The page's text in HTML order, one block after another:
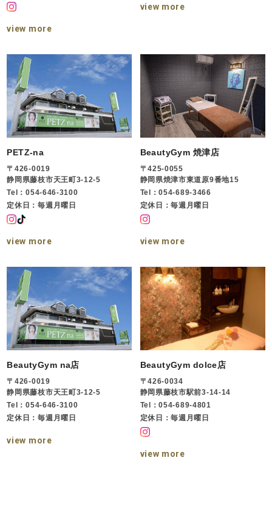
view more
view more
PETZ-na
〒426-0019
静岡県藤枝市天王町3-12-5
Tel：054-646-3100
定休日：毎週月曜日
view more
BeautyGym 焼津店
〒425-0055
静岡県焼津市東道原9番地15
Tel：054-689-3466
定休日：毎週月曜日
view more
BeautyGym na店
〒426-0019
静岡県藤枝市天王町3-12-5
Tel：054-646-3100
定休日：毎週月曜日
view more
BeautyGym dolce店
〒426-0034
静岡県藤枝市駅前3-14-14
Tel：054-689-4801
定休日：毎週月曜日
view more